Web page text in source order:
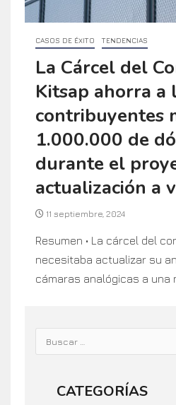
CASOS DE ÉXITO TENDENCIAS
La Cárcel del
Kitsap ahorra a
contribuyentes
1.000.000 de
durante el
actualización a
11 septiembre, 2024
Resumen • La cárcel del
necesitaba actualizar su
cámaras analógicas a una
CATEGORÍAS